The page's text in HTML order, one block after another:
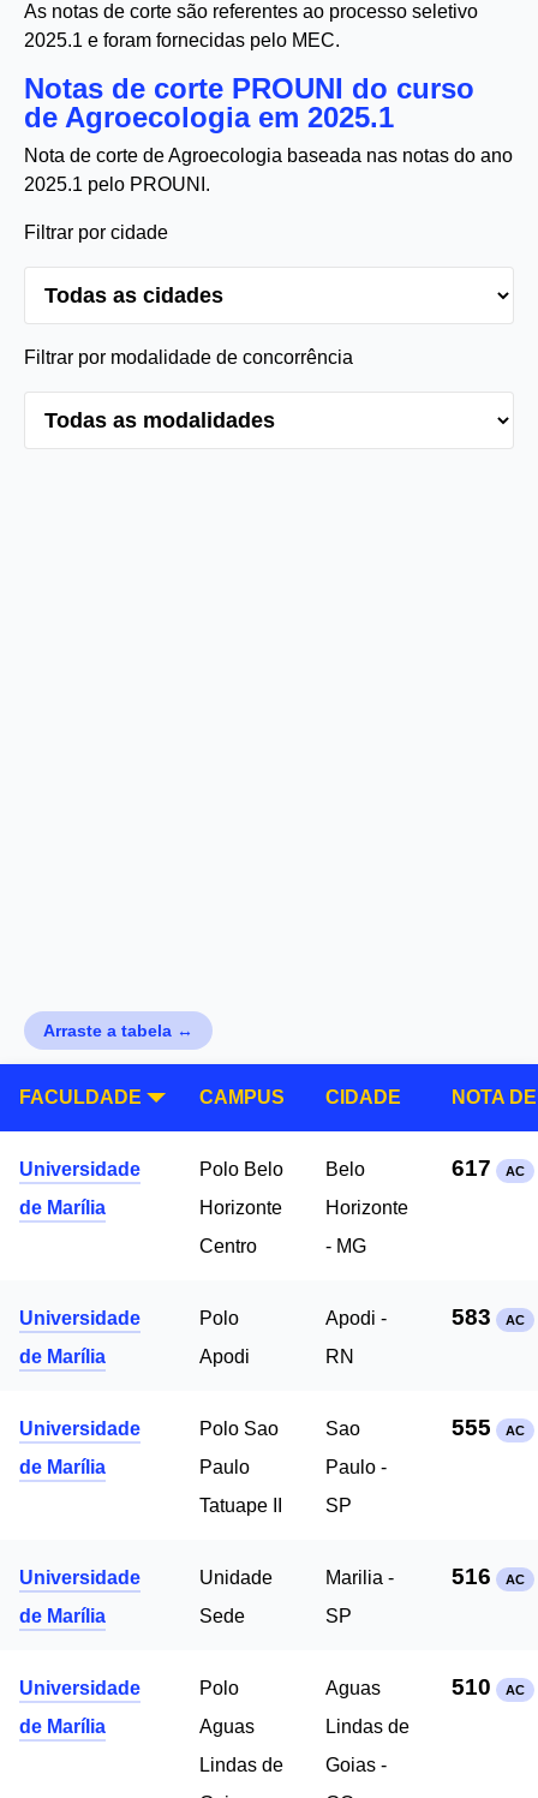
As notas de corte são referentes ao processo seletivo
2025.1 e foram fornecidas pelo MEC.
Notas de corte PROUNI do curso
de Agroecologia em 2025.1
Nota de corte de Agroecologia baseada nas notas do ano
2025.1 pelo PROUNI.
Filtrar por cidade
Filtrar por modalidade de concorrência
Arraste a tabela ↔
FACULDADE CAMPUS CIDADE NOTA
Universidade
de Marília
Polo Belo
Horizonte
Centro
Belo
Horizonte
- MG
617 AC
Universidade
de Marília
Polo
Apodi
Apodi -
RN
583 AC
Universidade
de Marília
Polo Sao
Paulo
Tatuape II
Sao
Paulo -
SP
555 AC
Universidade
de Marília
Unidade
Sede
Marilia -
SP
516 AC
Universidade
de Marília
Polo
Aguas
Lindas de
Aguas
Lindas de
Goias -
510 AC